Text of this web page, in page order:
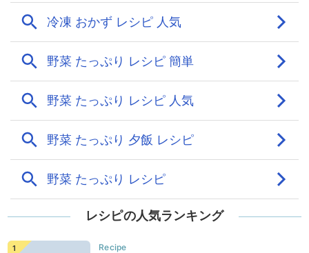
レシピの人気ランキング